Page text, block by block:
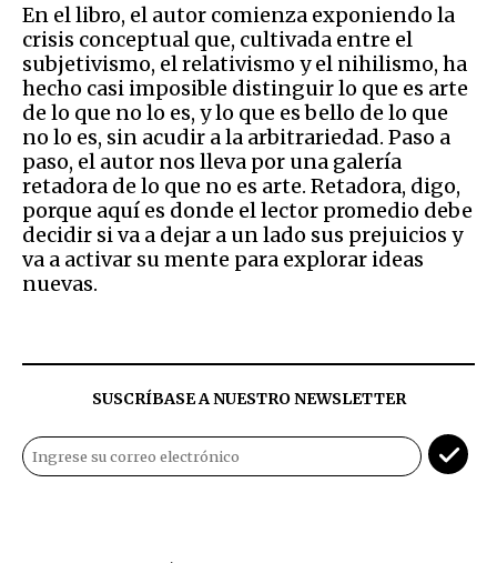
En el libro, el autor comienza exponiendo la
crisis conceptual que, cultivada entre el
subjetivismo, el relativismo y el nihilismo, ha
hecho casi imposible distinguir lo que es arte
de lo que no lo es, y lo que es bello de lo que
no lo es, sin acudir a la arbitrariedad. Paso a
paso, el autor nos lleva por una galería
retadora de lo que no es arte. Retadora, digo,
porque aquí es donde el lector promedio debe
decidir si va a dejar a un lado sus prejuicios y
va a activar su mente para explorar ideas
nuevas.
SUSCRÍBASE A NUESTRO NEWSLETTER